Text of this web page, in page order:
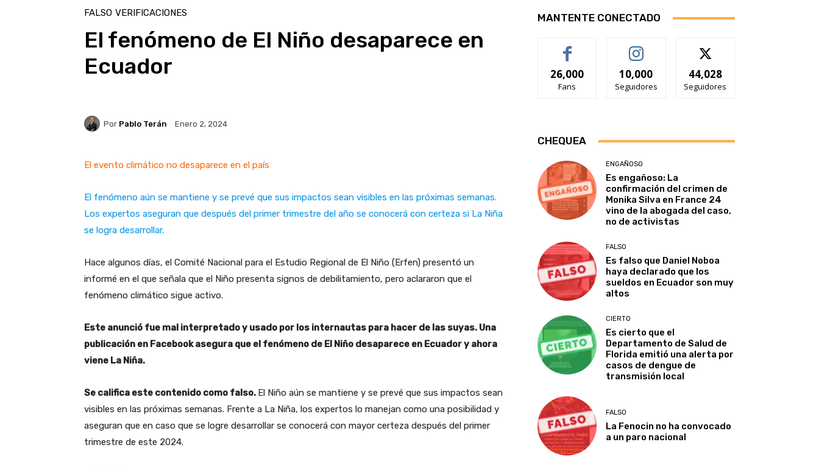
FALSO VERIFICACIONES
El fenómeno de El Niño desaparece en
Ecuador
Por Pablo Terán Enero 2, 2024
El evento climático no desaparece en el país
El fenómeno aún se mantiene y se prevé que sus impactos sean visibles en las próximas semanas.
Los expertos aseguran que después del primer trimestre del año se conocerá con certeza si La Niña
se logra desarrollar.
Hace algunos días, el Comité Nacional para el Estudio Regional de El Niño (Erfen) presentó un
informé en el que señala que el Niño presenta signos de debilitamiento, pero aclararon que el
fenómeno climático sigue activo.
Este anunció fue mal interpretado y usado por los internautas para hacer de las suyas. Una
publicación en Facebook asegura que el fenómeno de El Niño desaparece en Ecuador y ahora
viene La Niña.
Se califica este contenido como falso. El Niño aún se mantiene y se prevé que sus impactos sean
visibles en las próximas semanas. Frente a La Niña, los expertos lo manejan como una posibilidad y
aseguran que en caso que se logre desarrollar se conocerá con mayor certeza después del primer
trimestre de este 2024.
MANTENTE CONECTADO
26,000
Fans
10,000
Seguidores
44,028
Seguidores
CHEQUEA
ENGAÑOSO
Es engañoso: La
confirmación del crimen de
Monika Silva en France 24
vino de la abogada del caso,
no de activistas
FALSO
Es falso que Daniel Noboa
haya declarado que los
sueldos en Ecuador son muy
altos
CIERTO
Es cierto que el
Departamento de Salud de
Florida emitió una alerta por
casos de dengue de
transmisión local
FALSO
La Fenocin no ha convocado
a un paro nacional